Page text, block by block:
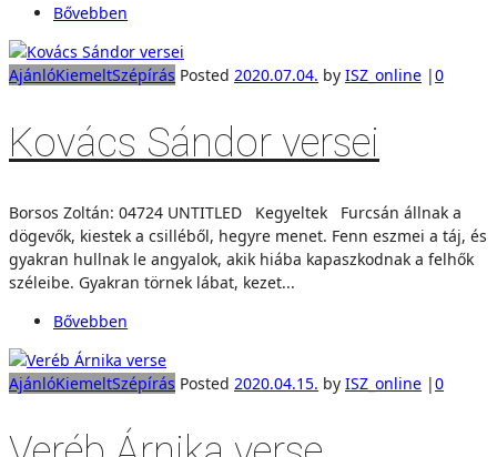
Bővebben
AjánlóKiemeltSzépírás Posted 2020.07.04. by ISZ_online |0
Kovács Sándor versei
Borsos Zoltán: 04724 UNTITLED Kegyeltek Furcsán állnak a
dögevők, kiestek a csilléből, hegyre menet. Fenn eszmei a táj, és
gyakran hullnak le angyalok, akik hiába kapaszkodnak a felhők
széleibe. Gyakran törnek lábat, kezet...
Bővebben
AjánlóKiemeltSzépírás Posted 2020.04.15. by ISZ_online |0